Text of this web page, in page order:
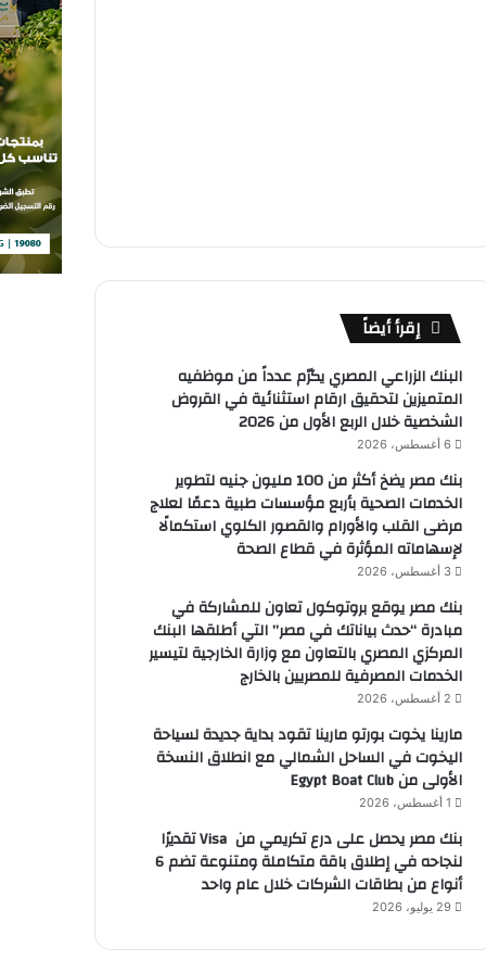
إقرأ أيضاً
البنك الزراعي المصري يكرّم عدداً من موظفيه
المتميزين لتحقيق ارقام استثنائية في القروض
الشخصية خلال الربع الأول من 2026
6 أغسطس، 2026
بنك مصر يضخ أكثر من 100 مليون جنيه لتطوير
الخدمات الصحية بأربع مؤسسات طبية دعمًا لعلاج
مرضى القلب والأورام والقصور الكلوي استكمالًا
لإسهاماته المؤثرة في قطاع الصحة
3 أغسطس، 2026
بنك مصر يوقع بروتوكول تعاون للمشاركة في
مبادرة “حدث بياناتك في مصر” التي أطلقها البنك
المركزي المصري بالتعاون مع وزارة الخارجية لتيسير
الخدمات المصرفية للمصريين بالخارج
2 أغسطس، 2026
مارينا يخوت بورتو مارينا تقود بداية جديدة لسياحة
اليخوت في الساحل الشمالي مع انطلاق النسخة
الأولى من Egypt Boat Club
1 أغسطس، 2026
بنك مصر يحصل على درع تكريمي من Visa تقديرًا
لنجاحه في إطلاق باقة متكاملة ومتنوعة تضم 6
أنواع من بطاقات الشركات خلال عام واحد
29 يوليو، 2026